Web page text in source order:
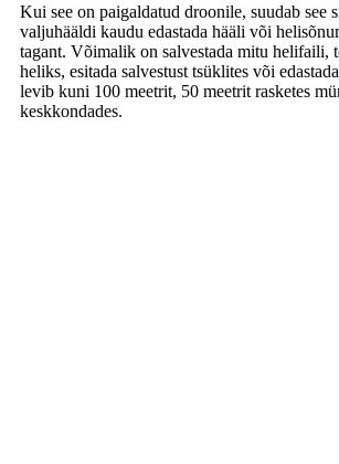
Kui see on paigaldatud droonile, suudab see
valjuhääldi kaudu edastada hääli või
tagant. Võimalik on salvestada mitu helifaili,
heliks, esitada salvestust tsüklites või
levib kuni 100 meetrit, 50 meetrit rasketes
keskkondades.